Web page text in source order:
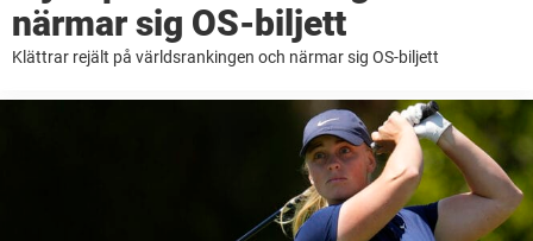
närmar sig OS-biljett
Klättrar rejält på världsrankingen och närmar sig OS-biljett